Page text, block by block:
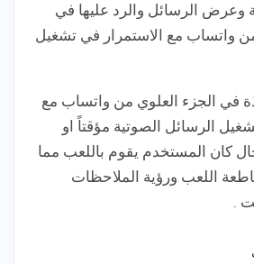
وعرض الرسائل والرد عليها في
من واتساب مع الاستمرار في تشغيل
في الجزء العلوي من واتساب مع
الرسائل الصوتية مؤقتاً او
كان المستخدم يقوم باللعب مما
اللعب ورؤية الملاحظات
.